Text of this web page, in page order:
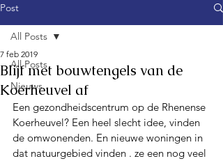
Post
All Posts
Nieuws
All Posts
Blijf met bouwtengels van de
Koerheuvel af
7 feb 2019
Een gezondheidscentrum op de Rhenense
Koerheuvel? Een heel slecht idee, vinden
de omwonenden. En nieuwe woningen in
dat natuurgebied vinden . ze een nog veel